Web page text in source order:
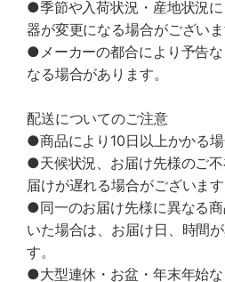
●季節や入荷状況・産地状況
器が変更になる場合がございま
●メーカーの都合により予告
なる場合があります。
配送についてのご注意
●商品により10日以上かかる場
●天候状況、お届け先様のご
届けが遅れる場合がございます
●同一のお届け先様に異なる
いた場合は、お届け日、時間
す。
●大型連休・お盆・年末年始